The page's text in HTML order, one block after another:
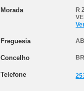
Morada R
Freguesia
Concelho
Telefone